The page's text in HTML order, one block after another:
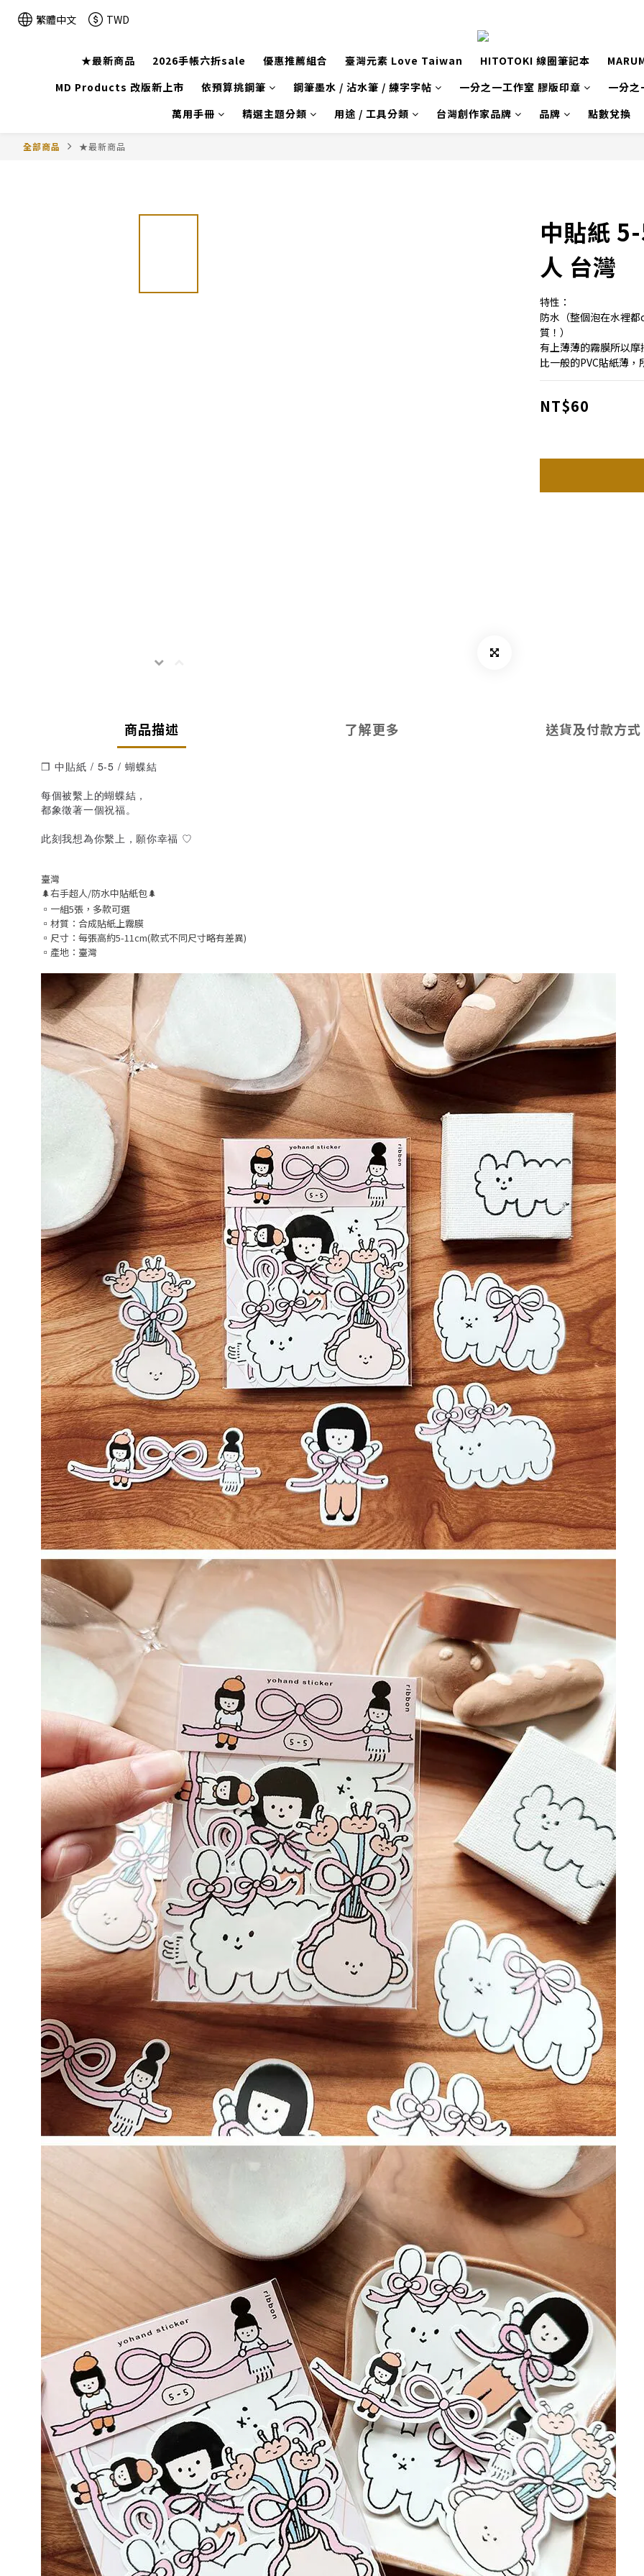
繁體中文 TWD
★最新商品 2026手帳六折sale 優惠推薦組合 臺灣元素 Love Taiwan HITOTOKI 線圈筆記本
MD Products 改版新上市
依預算挑鋼筆 鋼筆墨水 / 沾水筆 / 練字字帖 一分之一工作室 膠版印章
一分之
萬用手冊
精選主題分類 用途 / 工具分類 台灣創作家品牌 品牌 點數兌換
全部商品 ★最新商品
中貼紙
人 台灣
特性：
防水（整個泡在水裡
質！）
有上薄薄的霧膜所以摩
比一般的PVC貼紙薄
NT$60
商品描述 了解更多 送貨及付款方式
❒ 中貼紙 / 5-5 / 蝴蝶結
每個被繫上的蝴蝶結，
都象徵著一個祝福。
此刻我想為你繫上，願你幸福 ♡
臺灣
🌲右手超人/防水中貼紙包🌲
▫️一組5張，多款可選
▫️材質：合成貼紙上霧膜
▫️尺寸：每張高約5-11cm(款式不同尺寸略有差異)
▫️產地：臺灣